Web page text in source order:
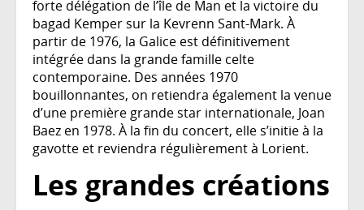
forte délégation de l’île de Man et la victoire du
bagad Kemper sur la Kevrenn Sant-Mark. À
partir de 1976, la Galice est définitivement
intégrée dans la grande famille celte
contemporaine. Des années 1970
bouillonnantes, on retiendra également la venue
d’une première grande star internationale, Joan
Baez en 1978. À la fin du concert, elle s’initie à la
gavotte et reviendra régulièrement à Lorient.
Les grandes créations